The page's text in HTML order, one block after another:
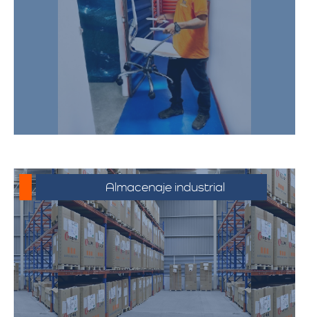
mobiliario de oficina, documentos y
equipos. Nuestras bodegas están
diseñadas para satisfacer las
necesidades de su negocio,
proporcionando un entorno seguro y
eficiente.
Almacenaje industrial
Espacios diseñados para productos y
mercancías industriales, incluyendo
productos químicos y telas. Ofrecemos
soluciones adaptadas a los requisitos
específicos de almacenamiento
industrial, garantizando seguridad y